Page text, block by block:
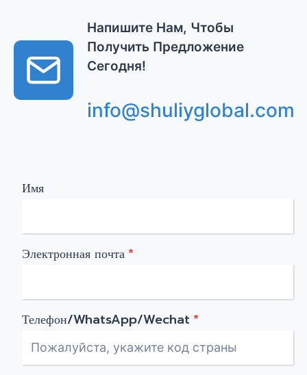
Напишите Нам, Чтобы
Получить Предложение
Сегодня!
info@shuliyglobal.com
Имя
Электронная почта*
Телефон/WhatsApp/Wechat *